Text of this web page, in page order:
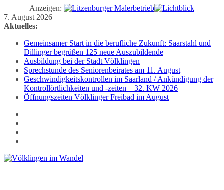
Anzeigen:
Zum
Inhalt
7. August 2026
Aktuelles:
Gemeinsamer Start in die berufliche Zukunft: Saarstahl und
Dillinger begrüßen 125 neue Auszubildende
Ausbildung bei der Stadt Völklingen
Sprechstunde des Seniorenbeirates am 11. August
Geschwindigkeitskontrollen im Saarland / Ankündigung der
Kontrollörtlichkeiten und -zeiten – 32. KW 2026
Öffnungszeiten Völklinger Freibad im August